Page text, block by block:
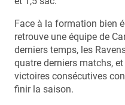
Face à la formation bien
retrouve une équipe de
derniers temps, les
quatre derniers matchs,
victoires consécutives
finir la saison.